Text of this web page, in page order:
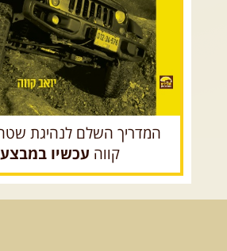
המדריך השלם לנהיגת
קווה עכשיו במבצע